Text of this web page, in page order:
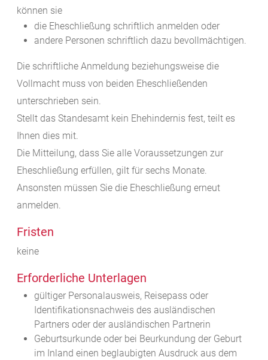
können sie
die Eheschließung schriftlich anmelden oder
andere Personen schriftlich dazu bevollmächtigen.
Die schriftliche Anmeldung beziehungsweise die
Vollmacht muss von beiden Eheschließenden
unterschrieben sein.
Stellt das Standesamt kein Ehehindernis fest, teilt es
Ihnen dies mit.
Die Mitteilung, dass Sie alle Voraussetzungen zur
Eheschließung erfüllen, gilt für sechs Monate.
Ansonsten müssen Sie die Eheschließung erneut
anmelden.
Fristen
keine
Erforderliche Unterlagen
gültiger Personalausweis, Reisepass oder
Identifikationsnachweis des ausländischen
Partners oder der ausländischen Partnerin
Geburtsurkunde oder bei Beurkundung der Geburt
im Inland einen beglaubigten Ausdruck aus dem